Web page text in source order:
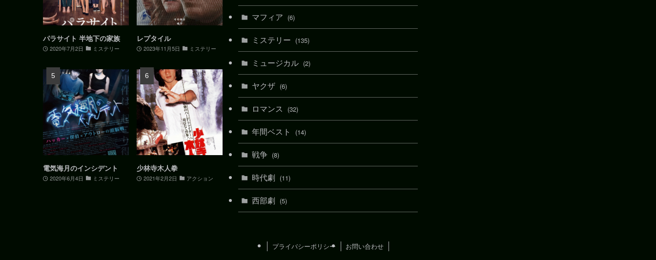
パラサイト 半地下の家族
2020年7月2日 ミステリー
レプタイル
2023年11月5日 ミステリー
電気海月のインシデント
2020年6月4日 ミステリー
少林寺木人拳
2021年2月2日 アクション
マフィア (6)
ミステリー (135)
ミュージカル (2)
ヤクザ (6)
ロマンス (32)
年間ベスト (14)
戦争 (8)
時代劇 (11)
西部劇 (5)
プライバシーポリシー お問い合わせ